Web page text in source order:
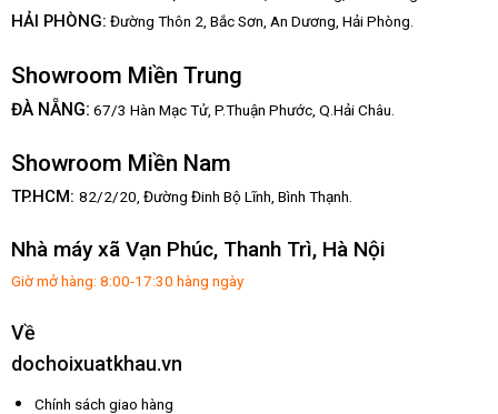
HẢI PHÒNG: Đường Thôn 2, Bắc Sơn, An Dương, Hải Phòng.
Showroom Miền Trung
ĐÀ NẴNG: 67/3 Hàn Mạc Tử, P.Thuận Phước, Q.Hải Châu.
Showroom Miền Nam
TP.HCM: 82/2/20, Đường Đinh Bộ Lĩnh, Bình Thạnh.
Nhà máy xã Vạn Phúc, Thanh Trì, Hà Nội
Giờ mở hàng: 8:00-17:30 hàng ngày
Về
dochoixuatkhau.vn
Chính sách giao hàng